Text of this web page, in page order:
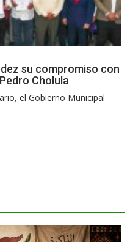
su compromiso con
Cholula
el Gobierno Municipal